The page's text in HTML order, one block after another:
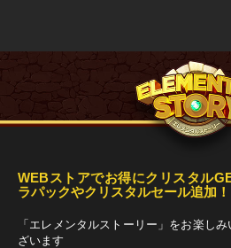
WEBストアでお得にクリスタル
ラパックやクリスタルセール追加！
「エレメンタルストーリー」をお楽し
ざいます